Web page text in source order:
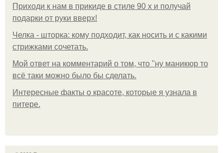
Приходи к нам в прикиде в стиле 90 х и получай
подарки от руки вверх!
Челка - шторка: кому подходит, как носить и с какими
стрижками сочетать.
Мой ответ на комментарий о том, что "ну маникюр то
всё таки можно было бы сделать.
Интересные факты о красоте, которые я узнала в
питере.